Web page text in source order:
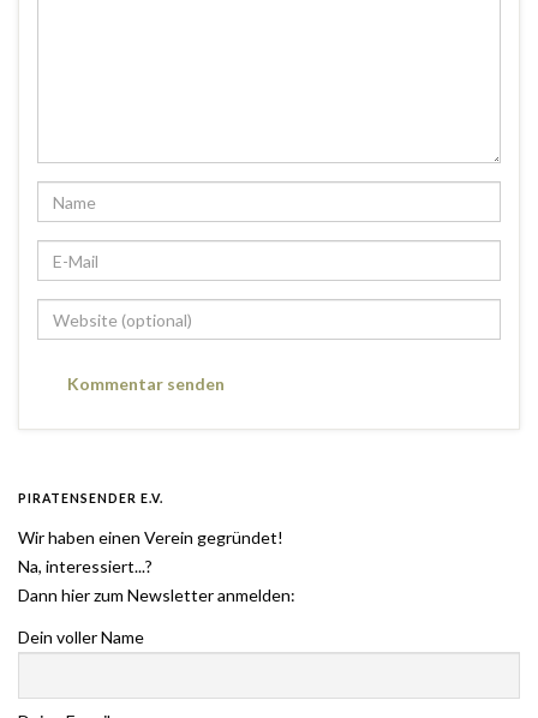
PIRATENSENDER E.V.
Wir haben einen Verein gegründet!
Na, interessiert...?
Dann hier zum Newsletter anmelden:
Dein voller Name